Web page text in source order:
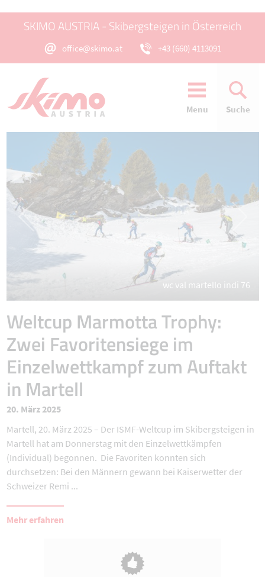
SKIMO AUSTRIA - Skibergsteigen in Österreich
office@skimo.at +43 (660) 4113091
Menu Suche
wc val martello indi 76
Weltcup Marmotta Trophy:
Zwei Favoritensiege im
Einzelwettkampf zum Auftakt
in Martell
20. März 2025
Martell, 20. März 2025 – Der ISMF-Weltcup im Skibergsteigen in
Martell hat am Donnerstag mit den Einzelwettkämpfen
(Individual) begonnen. Die Favoriten konnten sich
durchsetzen: Bei den Männern gewann bei Kaiserwetter der
Schweizer Remi ...
Mehr erfahren